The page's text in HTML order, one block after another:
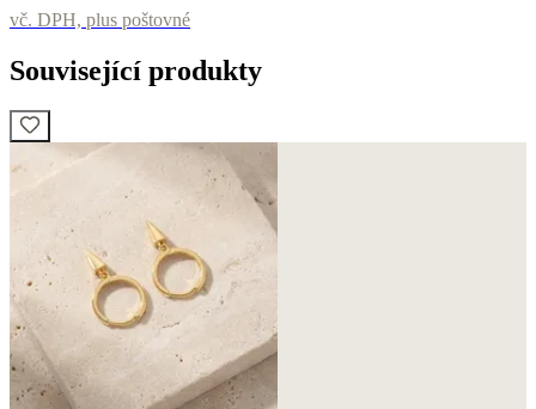
vč. DPH, plus poštovné
Související produkty